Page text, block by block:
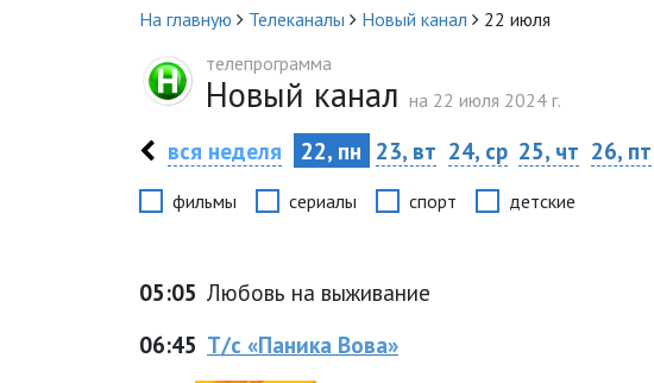
На главную Телеканалы Новый канал
22 июля
телепрограмма
Новый канал на 22 июля 2024 г.
вся неделя 22, пн 23, вт 24, ср 25, чт 26, пт
фильмы сериалы спорт детские
05:05 Любовь на выживание
06:45 Т/с «Паника Вова»